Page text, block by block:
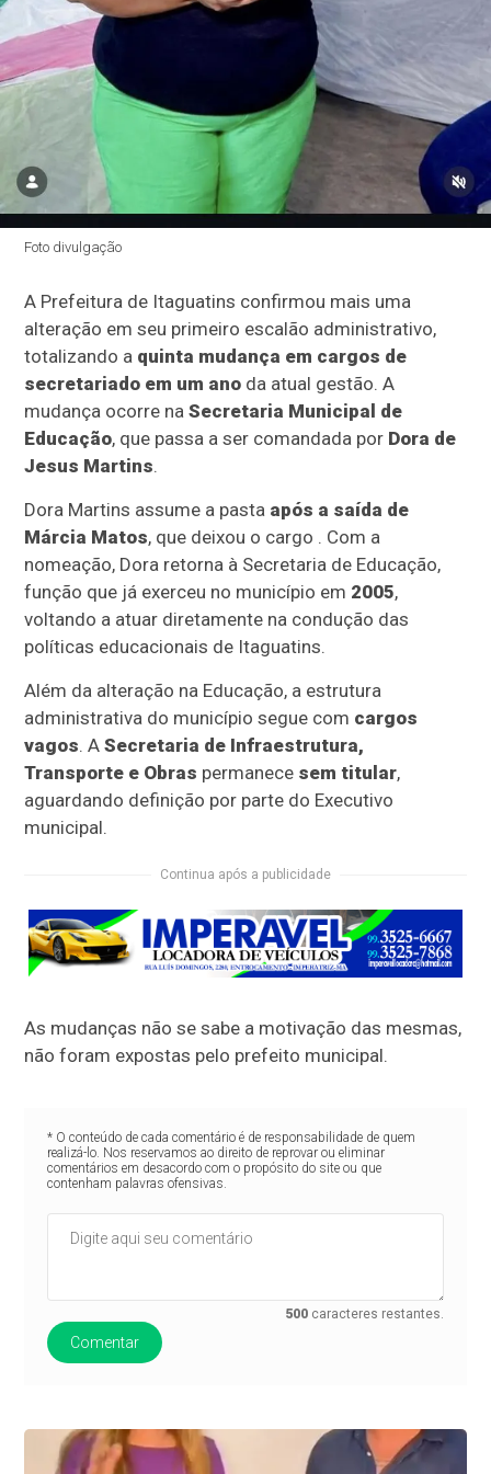
Foto divulgação
A Prefeitura de Itaguatins confirmou mais uma
alteração em seu primeiro escalão administrativo,
totalizando a quinta mudança em cargos de
secretariado em um ano da atual gestão. A
mudança ocorre naSecretaria Municipal de
Educação, que passa a ser comandada por Dora de
Jesus Martins.
Dora Martins assume a pasta após a saída de
Márcia Matos, que deixou o cargo . Com a
nomeação, Dora retorna à Secretaria de Educação,
função que já exerceu no município em 2005,
voltando a atuar diretamente na condução das
políticas educacionais de Itaguatins.
Além da alteração na Educação, a estrutura
administrativa do município segue com cargos
vagos. ASecretaria de Infraestrutura,
Transporte e Obras permanece sem titular,
aguardando definição por parte do Executivo
municipal.
Continua após a publicidade
As mudanças não se sabe a motivação das mesmas,
não foram expostas pelo prefeito municipal.
* O conteúdo de cada comentário é de responsabilidade de quem
realizá-lo. Nos reservamos ao direito de reprovar ou eliminar
comentários em desacordo com o propósito do site ou que
contenham palavras ofensivas.
500 caracteres restantes.
Comentar